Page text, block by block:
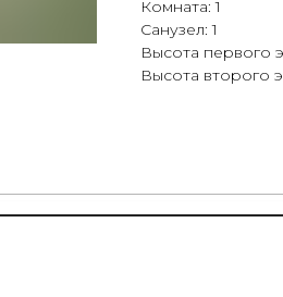
Комната: 1
Санузел: 1
Высота первого
Высота второго